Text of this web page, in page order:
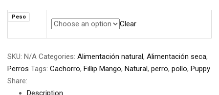
Peso
Clear
SKU: N/A Categories: Alimentación natural, Alimentación seca,
Perros Tags: Cachorro, Fillip Mango, Natural, perro, pollo, Puppy
Share:
Description